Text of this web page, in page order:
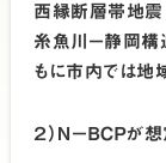
西縁断層帯地震
糸魚川－静岡構
もに市内では地
２）Ｎ－ＢＣＰが